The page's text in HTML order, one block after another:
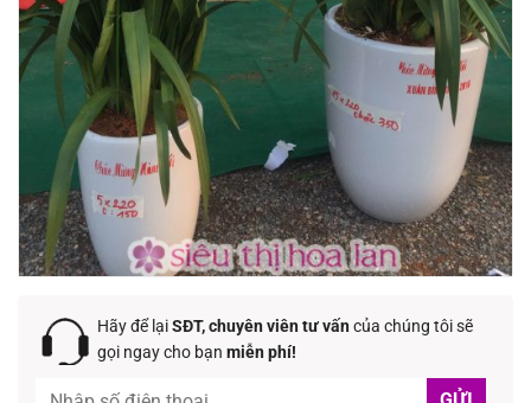
Hãy để lạiSĐT, chuyên viên tư vấncủa chúng tôi sẽ
gọi ngay cho bạn miễn phí!